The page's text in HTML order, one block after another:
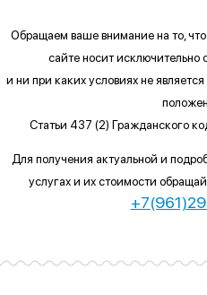
Обращаем ваше внимание на то,
сайтеносит исключительно
и ни при каких условияхне
Статьи 437 (2) Гражданского
Для получения актуальной и
услугах и их стоимости